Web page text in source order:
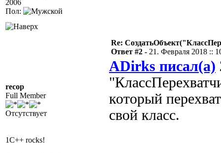
2006
Пол:
recop
Full Member
Отсутствует
1C++ rocks!
Re:
Ответ #2 - 21. Февраля 2018 ::
ADirks писал(а)
который
свой класс.